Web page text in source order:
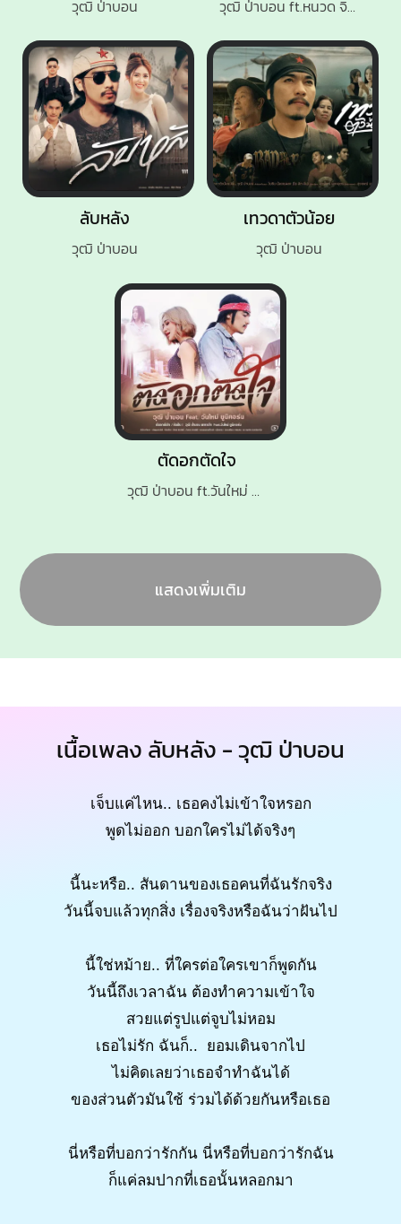
ตัดอกตัดใจ
วุฒิ ป่าบอน ft.วันใหม่ ยูนิคอร์น
ลับหลัง
วุฒิ ป่าบอน
วุฒิ ป่าบอน ft.หนวด จิรภัทร
เทวดาตัวน้อย
วุฒิ ป่าบอน
วุฒิ ป่าบอน
แสดงเพิ่มเติม
เนื้อเพลง ลับหลัง - วุฒิ ป่าบอน
เจ็บแค่ไหน.. เธอคงไม่เข้าใจหรอก
พูดไม่ออก บอกใครไม่ได้จริงๆ
นี้นะหรือ.. สันดานของเธอคนที่ฉันรักจริง
วันนี้จบแล้วทุกสิ่ง เรื่องจริงหรือฉันว่าฝันไป
นี้ใช่หม้าย.. ที่ใครต่อใครเขาก็พูดกัน
วันนี้ถึงเวลาฉัน ต้องทำความเข้าใจ
สวยแต่รูปแต่จูบไม่หอม
เธอไม่รัก ฉันก็.. ยอมเดินจากไป
ไม่คิดเลยว่าเธอจำทำฉันได้
ของส่วนตัวมันใช้ ร่วมได้ด้วยกันหรือเธอ
นี่หรือที่บอกว่ารักกัน นี่หรือที่บอกว่ารักฉัน
ก็แค่ลมปากที่เธอนั้นหลอกมา